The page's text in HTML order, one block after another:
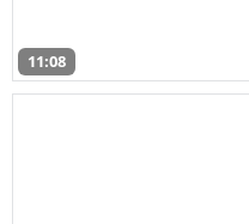
11:08